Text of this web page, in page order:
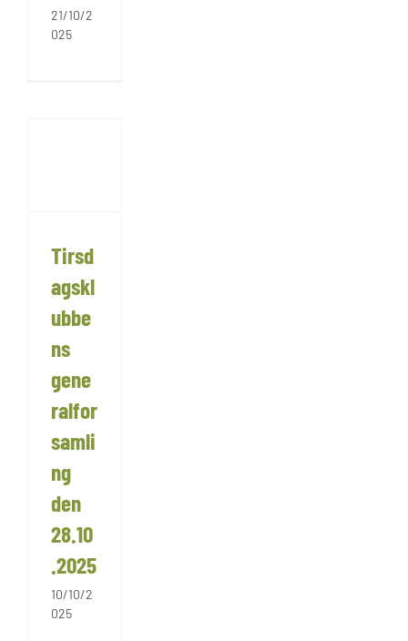
21/10/2
025
Tirsd
agskl
ubbe
ns
gene
ralfor
samli
ng
den
28.10
.2025
10/10/2
025